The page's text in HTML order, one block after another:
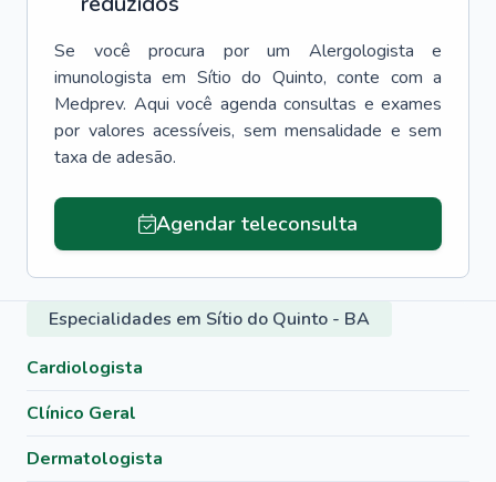
Se você procura por um
Alergologista e
imunologista em Sítio do Quinto, conte com a
Medprev. Aqui você agenda consultas e exames
por valores acessíveis, sem mensalidade e sem
taxa de adesão.
Agendar teleconsulta
Especialidades em Sítio do Quinto - BA
Cardiologista
Clínico Geral
Dermatologista